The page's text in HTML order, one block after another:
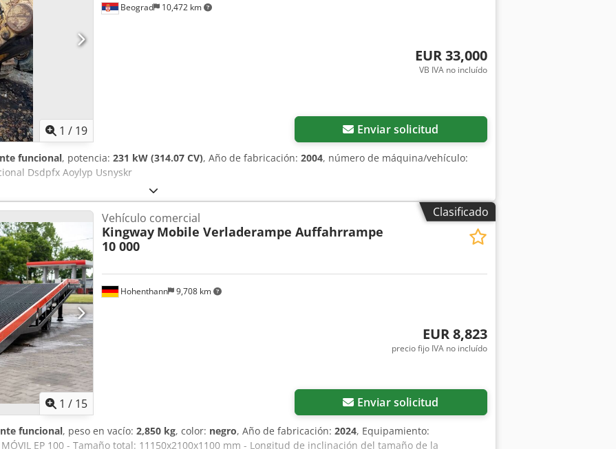
1 / 19
Beograd 10,472 km
EUR 33,000
VB IVA no incluído
Enviar solicitud
funcional, potencia: 231 kW (314.07 CV), Año de fabricación: 2004, número de máquina/vehículo:
Dsdpfx Aoylyp Usnyskr
Clasificado
1 / 15
Hohenthann 9,708 km
Vehículo comercial
Kingway Mobile Verladerampe Auffahrrampe
10 000
EUR 8,823
precio fijo IVA no incluído
Enviar solicitud
funcional, peso en vacío: 2,850 kg, color: negro, Año de fabricación: 2024, Equipamiento:
MÓVIL EP 100 - Tamaño total: 11150x2100x1100 mm - Longitud de inclinación del tamaño de la